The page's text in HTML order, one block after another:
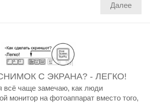
Далее
С ЭКРАНА? - ЛЕГКО!
всё чаще замечаю, как люди
монитор на фотоаппарат вместо того,